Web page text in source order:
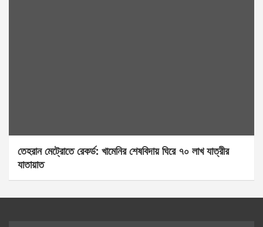
তেহরান মেট্রোতে রেকর্ড: খামেনির শেষবিদায় ঘিরে ৭০ লাখ যাত্রীর
যাতায়াত